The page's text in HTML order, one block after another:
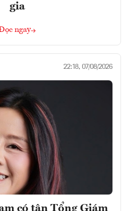
gia
ngay
22:18, 07/08/2026
có tân Tổng Giám